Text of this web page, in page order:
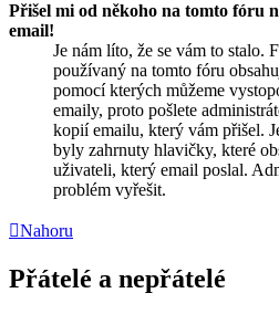
Přišel mi od někoho na tomto fóru
email!
Je nám líto, že se vám to stalo.
používaný na tomto fóru
pomocí kterých můžeme
emaily, proto pošlete
kopií emailu, který vám přišel.
byly zahrnuty hlavičky, které
uživateli, který email poslal.
problém vyřešit.
Nahoru
Přátelé a nepřátelé